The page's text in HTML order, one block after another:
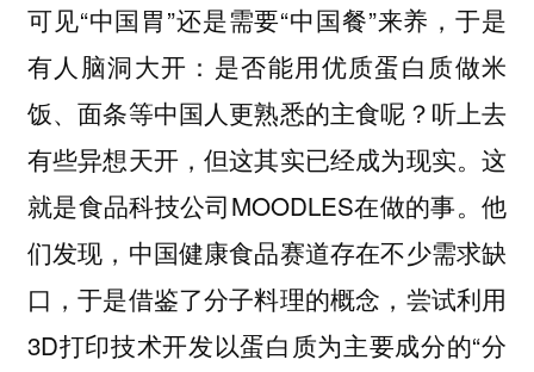
可见“中国胃”还是需要“中国餐”来养，于是
有人脑洞大开：是否能用优质蛋白质做米
饭、面条等中国人更熟悉的主食呢？听上去
有些异想天开，但这其实已经成为现实。这
就是食品科技公司MOODLES在做的事。他
们发现，中国健康食品赛道存在不少需求缺
口，于是借鉴了分子料理的概念，尝试利用
3D打印技术开发以蛋白质为主要成分的“分